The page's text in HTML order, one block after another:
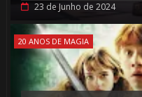
23 de Junho de 2024
20 ANOS DE MAGIA
🎈